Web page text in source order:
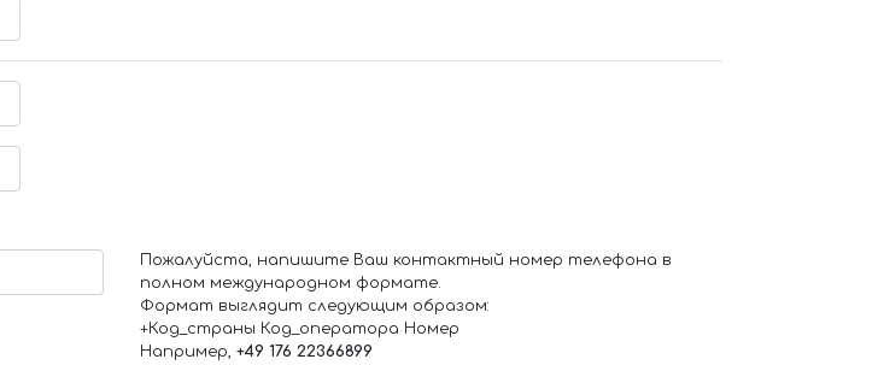
Пожалуйста, напишите Ваш контактный номер телефона в
полном международном формате.
Формат выглядит следующим образом:
+Код_страны Код_оператора Номер
Например, +49 176 22366899